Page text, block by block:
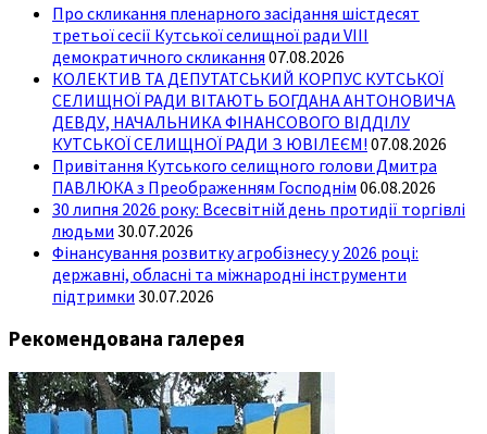
Про скликання пленарного засідання шістдесят
третьої сесії Кутської селищної ради VIII
демократичного скликання 07.08.2026
КОЛЕКТИВ ТА ДЕПУТАТСЬКИЙ КОРПУС КУТСЬКОЇ
СЕЛИЩНОЇ РАДИ ВІТАЮТЬ БОГДАНА АНТОНОВИЧА
ДЕВДУ, НАЧАЛЬНИКА ФІНАНСОВОГО ВІДДІЛУ
КУТСЬКОЇ СЕЛИЩНОЇ РАДИ З ЮВІЛЕЄМ! 07.08.2026
Привітання Кутського селищного голови Дмитра
ПАВЛЮКА з Преображенням Господнім 06.08.2026
30 липня 2026 року: Всесвітній день протидії торгівлі
людьми 30.07.2026
Фінансування розвитку агробізнесу у 2026 році:
державні, обласні та міжнародні інструменти
підтримки 30.07.2026
Рекомендована галерея